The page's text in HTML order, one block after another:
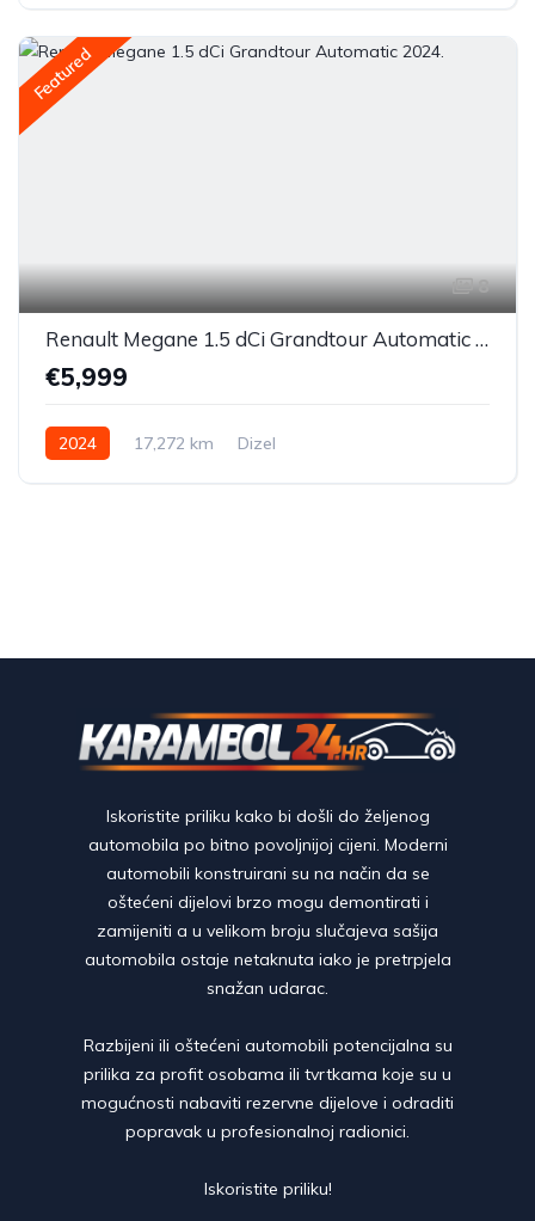
Featured
8
Renault Megane 1.5 dCi Grandtour Automatic 2024.
€5,999
2024 17,272 km Dizel
Iskoristite priliku kako bi došli do željenog
automobila po bitno povoljnijoj cijeni. Moderni
automobili konstruirani su na način da se
oštećeni dijelovi brzo mogu demontirati i
zamijeniti a u velikom broju slučajeva sašija
automobila ostaje netaknuta iako je pretrpjela
snažan udarac.
Razbijeni ili oštećeni automobili potencijalna su
prilika za profit osobama ili tvrtkama koje su u
mogućnosti nabaviti rezervne dijelove i odraditi
popravak u profesionalnoj radionici.
Iskoristite priliku!